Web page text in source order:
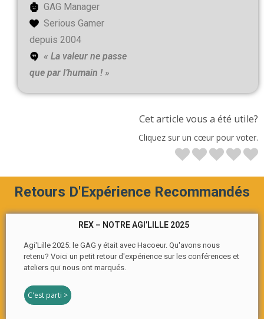
GAG Manager
Serious Gamer
depuis 2004
« La valeur ne passe
que par l’humain ! »
Cet article vous a été utile?
Cliquez sur un cœur pour voter.
Retours D'Expérience Recommandés
REX – NOTRE AGI’LILLE 2025
Agi'Lille 2025: le GAG y était avec Hacoeur. Qu'avons nous
retenu? Voici un petit retour d'expérience sur les conférences et
ateliers qui nous ont marqués.
C'est parti >